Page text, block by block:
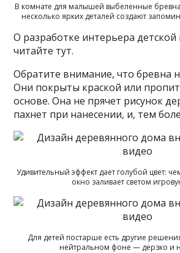
В комнате для малышей выбеленные
несколько ярких деталей создают
О разработке интерьера
читайте тут.
Обратите внимание, что бревна
Они покрыты краской или
основе. Она не прячет рисунок
пахнет при нанесении, и, тем
Удивительный эффект дает голубой цвет:
окно заливает светом
Для детей постарше есть другие
нейтральном фоне — дерзко и